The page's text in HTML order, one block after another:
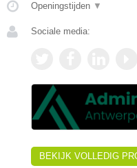
Openingstijden ▼
Sociale media:
BEKIJK VOLLEDIG